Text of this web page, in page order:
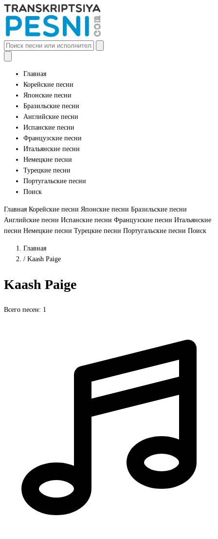
Главная
Корейские песни
Японские песни
Бразильские песни
Английские песни
Испанские песни
Французские песни
Итальянские песни
Немецкие песни
Турецкие песни
Португальские песни
Поиск
Главная Корейские песни Японские песни Бразильские песни
Английские песни Испанские песни Французские песни Итальянские
песни Немецкие песни Турецкие песни Португальские песни Поиск
Главная
/ Kaash Paige
Kaash Paige
Всего песен: 1